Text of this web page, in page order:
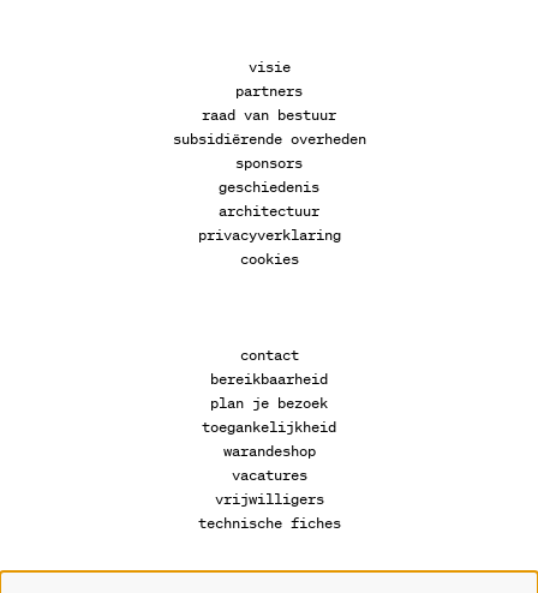
visie
partners
raad van bestuur
subsidiërende overheden
sponsors
geschiedenis
architectuur
privacyverklaring
cookies
contact
bereikbaarheid
plan je bezoek
toegankelijkheid
warandeshop
vacatures
vrijwilligers
technische fiches